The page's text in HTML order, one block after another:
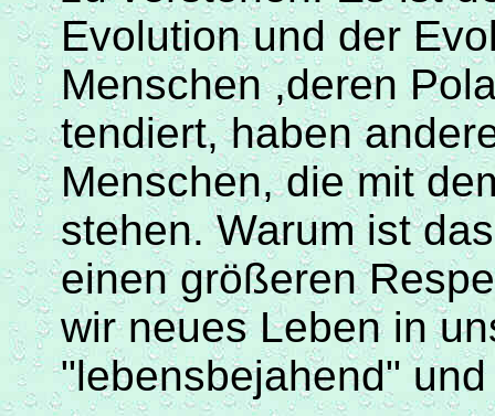
Evolution und der
Menschen ,deren
tendiert, haben
Menschen, die mit
stehen. Warum ist
einen größeren
wir neues Leben in
"lebensbejahend"